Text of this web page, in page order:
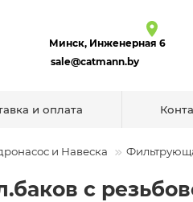
Минск, Инженерная 6
sale@catmann.by
и оплата
и Навеска
с